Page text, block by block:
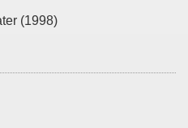
(1998)